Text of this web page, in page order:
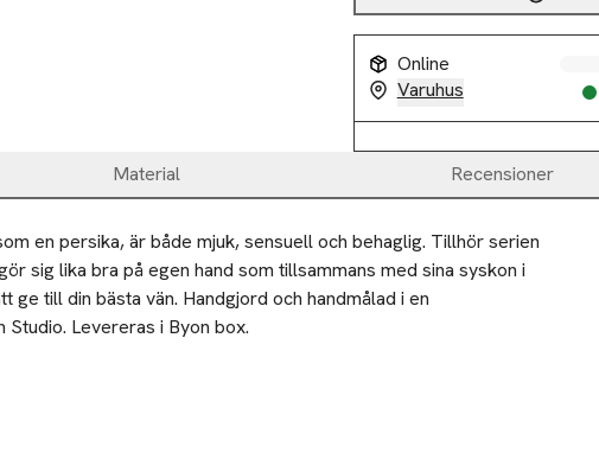
Online
Varuhus
Material Recensioner
en persika, är både mjuk, sensuell och behaglig. Tillhör serien
sig lika bra på egen hand som tillsammans med sina syskon i
till din bästa vän. Handgjord och handmålad i en
Levereras i Byon box.